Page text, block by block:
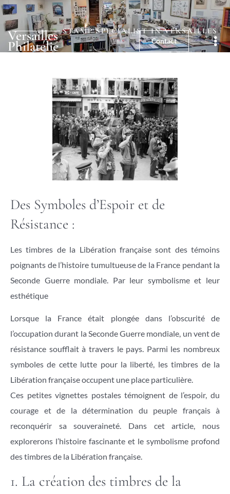
01 39 25 03 59
5, rue de la Paroisse - 78000
Versailles
Versailles
Philatélie Contact
STAMP SPECIALIST IN VERSAILLES
Des Symboles d’Espoir et de
Résistance :
Les timbres de la Libération française sont des témoins
poignants de l’histoire tumultueuse de la France pendant la
Seconde Guerre mondiale. Par leur symbolisme et leur
esthétique
Lorsque la France était plongée dans l’obscurité de
l’occupation durant la Seconde Guerre mondiale, un vent de
résistance soufflait à travers le pays. Parmi les nombreux
symboles de cette lutte pour la liberté, les timbres de la
Libération française occupent une place particulière.
Ces petites vignettes postales témoignent de l’espoir, du
courage et de la détermination du peuple français à
reconquérir sa souveraineté. Dans cet article, nous
explorerons l’histoire fascinante et le symbolisme profond
des timbres de la Libération française.
1. La création des timbres de la